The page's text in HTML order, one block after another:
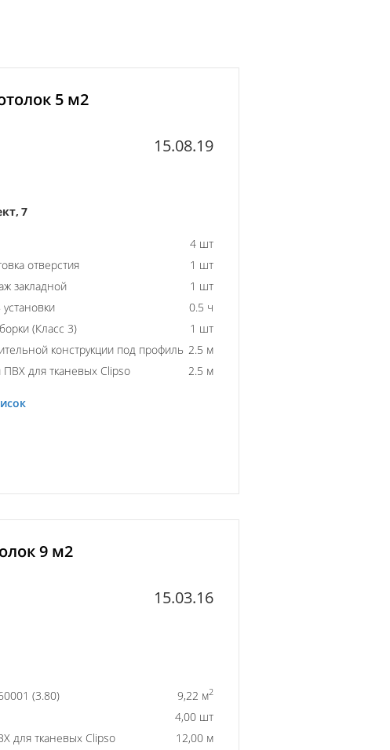
5 м2
15.08.19
7
4 шт
отверстия
1 шт
закладной
1 шт
0.5 ч
(Класс 3)
1 шт
конструкции под профиль 2.5 м
для тканевых Clipso
2.5 м
9 м2
15.03.16
(3.80) 9,22 м2
4,00 шт
для тканевых Clipso
12,00 м